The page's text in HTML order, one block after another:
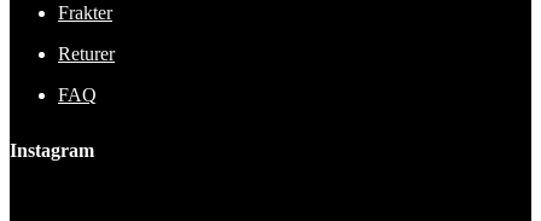
Frakter
Returer
FAQ
Instagram